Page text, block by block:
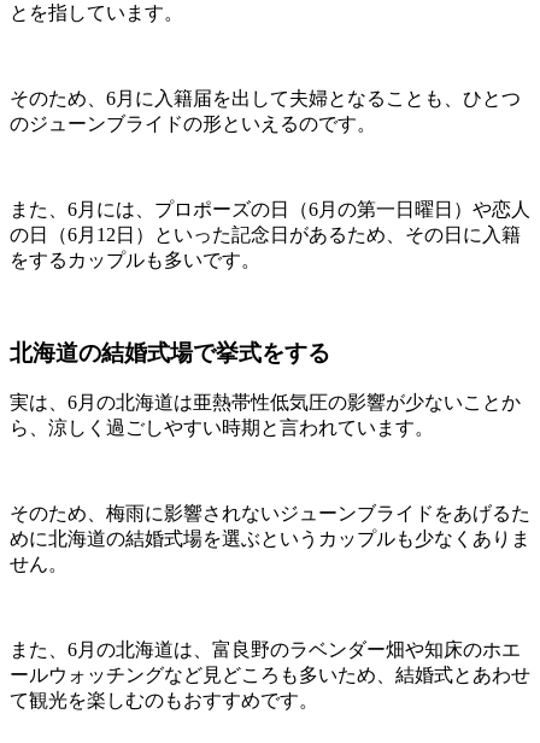
とを指しています。
そのため、6月に入籍届を出して夫婦となることも、ひとつ
のジューンブライドの形といえるのです。
また、6月には、プロポーズの日（6月の第一日曜日）や恋人
の日（6月12日）といった記念日があるため、その日に入籍
をするカップルも多いです。
北海道の結婚式場で挙式をする
実は、6月の北海道は亜熱帯性低気圧の影響が少ないことか
ら、涼しく過ごしやすい時期と言われています。
そのため、梅雨に影響されないジューンブライドをあげるた
めに北海道の結婚式場を選ぶというカップルも少なくありま
せん。
また、6月の北海道は、富良野のラベンダー畑や知床のホエ
ールウォッチングなど見どころも多いため、結婚式とあわせ
て観光を楽しむのもおすすめです。